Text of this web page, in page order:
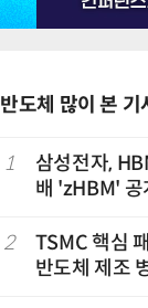
반도체 많이 본 기
1
삼성전자,
배 'zHBM' 공
2
TSMC 핵심
반도체 제조